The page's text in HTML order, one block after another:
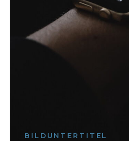
BILDUNTERTITEL